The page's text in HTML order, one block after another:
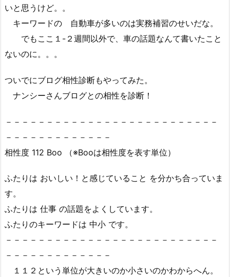
いと思うけど。。
キーワードの 自動車が多いのは実務補習のせいだな。
でもここ１-２週間以外で、車の話題なんて書いたこと
ないのに。。。
ついでにブログ相性診断もやってみた。
ナンシーさんブログとの相性を診断！
－－－－－－－－－－－－－－－－－－－－－－－－－－
－－－－－－－－－－－－－
相性度 112 Boo （※Booは相性度を表す単位）
ふたりは おいしい！と感じていること を分かち合っていま
す。
ふたりは 仕事 の話題をよくしています。
ふたりのキーワードは 中小 です。
－－－－－－－－－－－－－－－－－－－－－－－－－－
－－－－－－－－－－－－－
１１２という単位が大きいのか小さいのかわからへん。